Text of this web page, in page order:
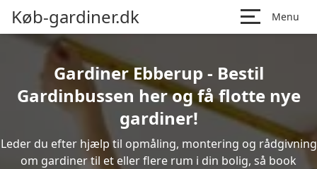
Køb-gardiner.dk Menu
Gardiner Ebberup - Bestil
Gardinbussen her og få flotte nye
gardiner!
Leder du efter hjælp til opmåling, montering og rådgivning
om gardiner til et eller flere rum i din bolig, så book